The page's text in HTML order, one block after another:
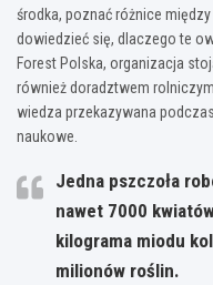
środka, poznać różnice
dowiedzieć się, dlaczego te
Forest Polska, organizacja
również doradztwem
wiedza przekazywana
naukowe.
Jedna pszczoła
nawet 7000
kilograma miodu
milionów roślin.